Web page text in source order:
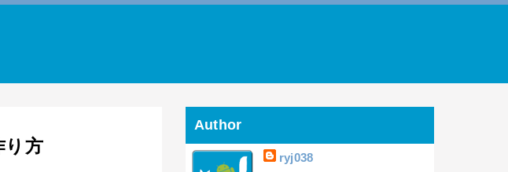
り方
Author
ryj038